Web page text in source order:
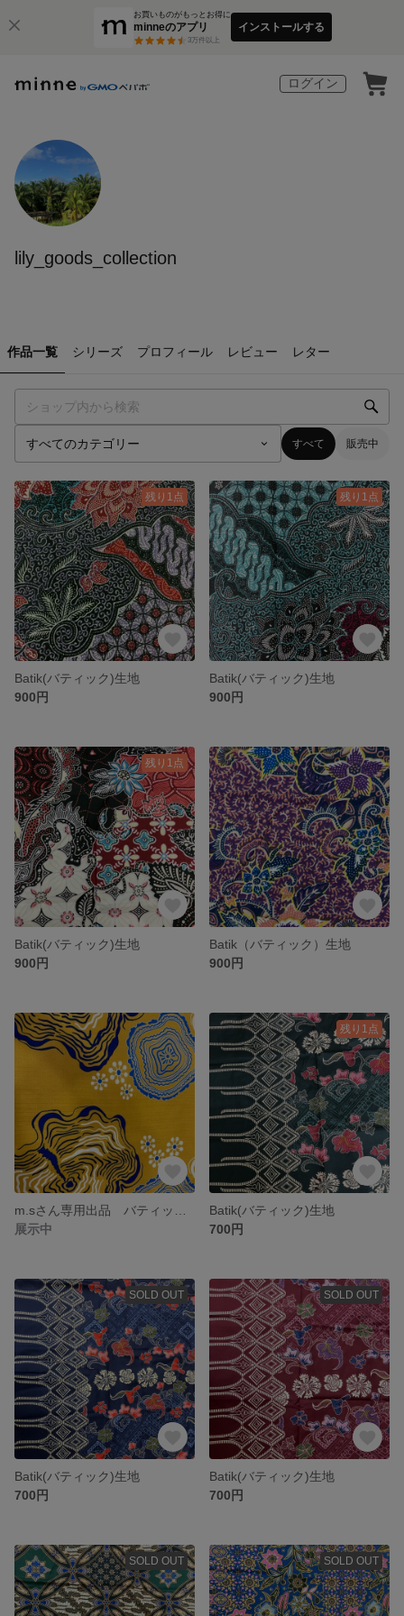
お買いものがもっとお得に
minneのアプリ
3万件以上
インストールする
ログイン
lily_goods_collection
作品一覧 シリーズ プロフィール レビュー レター
すべて 販売中
残り1点
Batik(バティック)生地
900円
残り1点
Batik(バティック)生地
900円
残り1点
Batik(バティック)生地
900円
Batik（バティック）生地
900円
展示中
残り1点
Batik(バティック)生地
700円
SOLD OUT
Batik(バティック)生地
700円
SOLD OUT
Batik(バティック)生地
700円
SOLD OUT SOLD OUT